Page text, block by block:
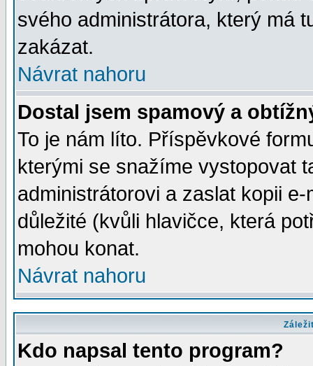
svého administrátora, který má
zakázat.
Návrat nahoru
Dostal jsem spamový a
To je nám líto. Příspěvkové
kterými se snažíme vystopovat
administrátorovi a zaslat kopii
důležité (kvůli hlavičce, která
mohou konat.
Návrat nahoru
Kdo napsal tento program?